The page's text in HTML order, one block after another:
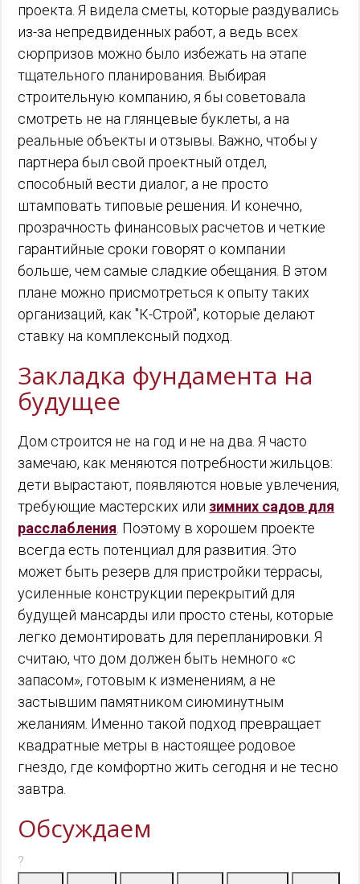
проекта. Я видела сметы, которые раздувались
из-за непредвиденных работ, а ведь всех
сюрпризов можно было избежать на этапе
тщательного планирования. Выбирая
строительную компанию, я бы советовала
смотреть не на глянцевые буклеты, а на
реальные объекты и отзывы. Важно, чтобы у
партнера был свой проектный отдел,
способный вести диалог, а не просто
штамповать типовые решения. И конечно,
прозрачность финансовых расчетов и четкие
гарантийные сроки говорят о компании
больше, чем самые сладкие обещания. В этом
плане можно присмотреться к опыту таких
организаций, как "К-Строй", которые делают
ставку на комплексный подход.
Закладка фундамента на
будущее
Дом строится не на год и не на два. Я часто
замечаю, как меняются потребности жильцов:
дети вырастают, появляются новые увлечения,
требующие мастерских или зимних садов для
расслабления. Поэтому в хорошем проекте
всегда есть потенциал для развития. Это
может быть резерв для пристройки террасы,
усиленные конструкции перекрытий для
будущей мансарды или просто стены, которые
легко демонтировать для перепланировки. Я
считаю, что дом должен быть немного «с
запасом», готовым к изменениям, а не
застывшим памятником сиюминутным
желаниям. Именно такой подход превращает
квадратные метры в настоящее родовое
гнездо, где комфортно жить сегодня и не тесно
завтра.
Обсуждаем
?